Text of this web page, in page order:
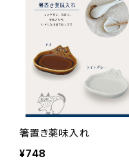
箸置き薬味入れ
¥748